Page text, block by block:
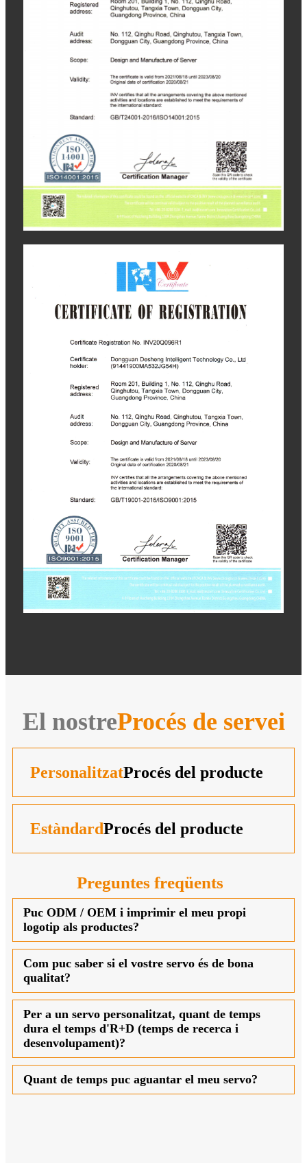
El nostreProcés de servei
PersonalitzatProcés del producte
EstàndardProcés del producte
Preguntes freqüents
Puc ODM / OEM i imprimir el meu propi
logotip als productes?
Com puc saber si el vostre servo és de bona
qualitat?
Per a un servo personalitzat, quant de temps
dura el temps d'R+D (temps de recerca i
desenvolupament)?
Quant de temps puc aguantar el meu servo?